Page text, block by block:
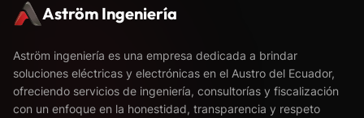
Aström Ingeniería
Aström ingeniería es una empresa dedicada a brindar
soluciones eléctricas y electrónicas en el Austro del Ecuador,
ofreciendo servicios de ingeniería, consultorías y fiscalización
con un enfoque en la honestidad, transparencia y respeto